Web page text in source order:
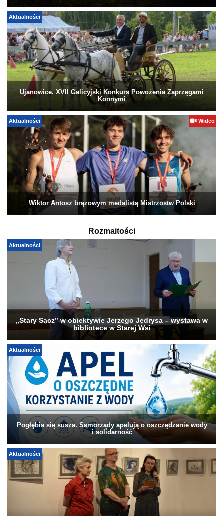
Aktualności
Ujanowice. XVII Galicyjski Konkurs Powożenia Zaprzęgami
Konnymi
Aktualności Wideo
Wiktor Antosz brązowym medalistą Mistrzostw Polski
Rozmaitości
Aktualności
„Stary Sącz” w obiektywie Jerzego Jędrysa – wystawa w
bibliotece w Starej Wsi
Aktualności
Pogłębia się susza. Samorządy apelują o oszczędzanie wody
i solidarność
Aktualności